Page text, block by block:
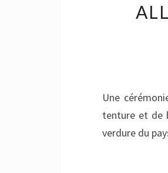
Une
tenture et de
verdure du